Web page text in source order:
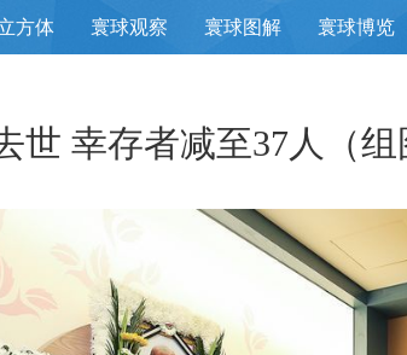
方体 寰球观察 寰球图解 寰球博览
幸存者减至37人（组